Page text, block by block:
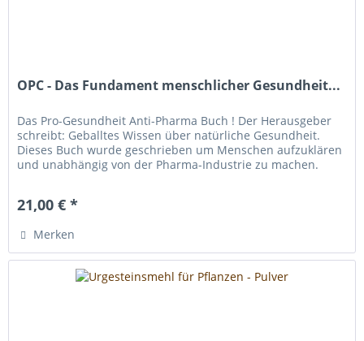
OPC - Das Fundament menschlicher Gesundheit...
Das Pro-Gesundheit Anti-Pharma Buch ! Der Herausgeber
schreibt: Geballtes Wissen über natürliche Gesundheit.
Dieses Buch wurde geschrieben um Menschen aufzuklären
und unabhängig von der Pharma-Industrie zu machen.
21,00 € *
Merken